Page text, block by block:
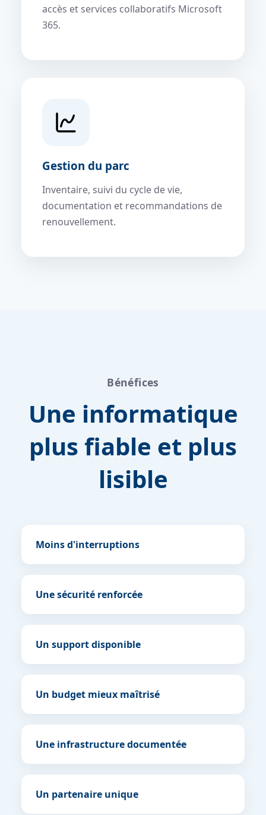
accès et services collaboratifs Microsoft
365.
Gestion du parc
Inventaire, suivi du cycle de vie,
documentation et recommandations de
renouvellement.
Bénéfices
Une informatique
plus fiable et plus
lisible
Moins d'interruptions
Une sécurité renforcée
Un support disponible
Un budget mieux maîtrisé
Une infrastructure documentée
Un partenaire unique